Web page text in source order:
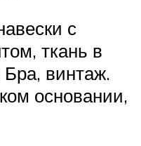
с
ткань в
Бра, винтаж.
основании,